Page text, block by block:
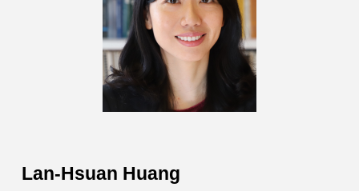
Lan-Hsuan Huang